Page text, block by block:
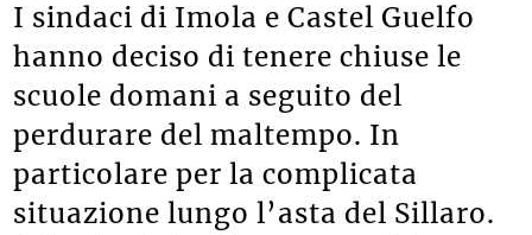
I sindaci di Imola e Castel Guelfo
hanno deciso di tenere chiuse le
scuole domani a seguito del
perdurare del maltempo. In
particolare per la complicata
situazione lungo l’asta del Sillaro.